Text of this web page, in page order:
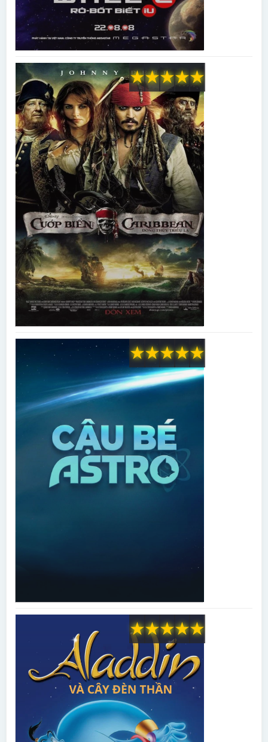
★
★
★
★
★
★
★
★
★
★
★
★
★
★
★